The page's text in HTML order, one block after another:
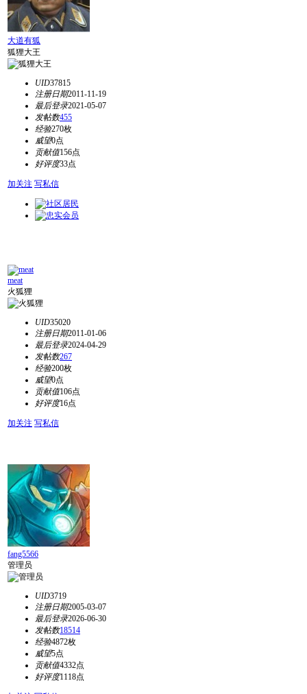
大道有狐
狐狸大王
UID37815
注册日期2011-11-19
最后登录2021-05-07
发帖数455
经验270枚
威望0点
贡献值156点
好评度33点
加关注 写私信
meat
火狐狸
UID35020
注册日期2011-01-06
最后登录2024-04-29
发帖数267
经验200枚
威望0点
贡献值106点
好评度16点
加关注 写私信
fang5566
管理员
UID3719
注册日期2005-03-07
最后登录2026-06-30
发帖数18514
经验4872枚
威望5点
贡献值4332点
好评度1118点